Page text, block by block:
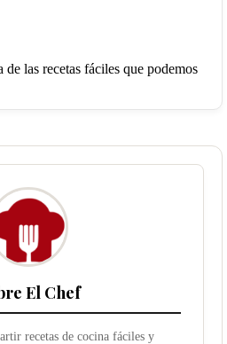
de las recetas fáciles que podemos
El Chef
recetas de cocina fáciles y